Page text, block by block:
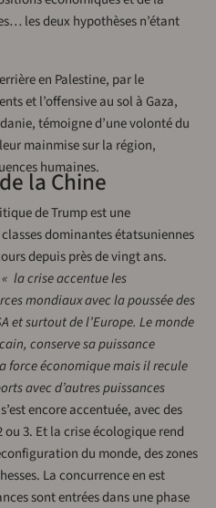
les deux hypothèses n’étant
en Palestine, par le
et l’offensive au sol à Gaza,
témoigne d’une volonté du
mainmise sur la région,
humaines.
la Chine
de Trump est une
dominantes étatsuniennes
depuis près de vingt ans.
« la crise accentue les
mondiaux avec la poussée des
et surtout de l’Europe. Le monde
conserve sa puissance
économique mais il recule
avec d’autres puissances
encore accentuée, avec des
3. Et la crise écologique rend
du monde, des zones
La concurrence en est
sont entrées dans une phase